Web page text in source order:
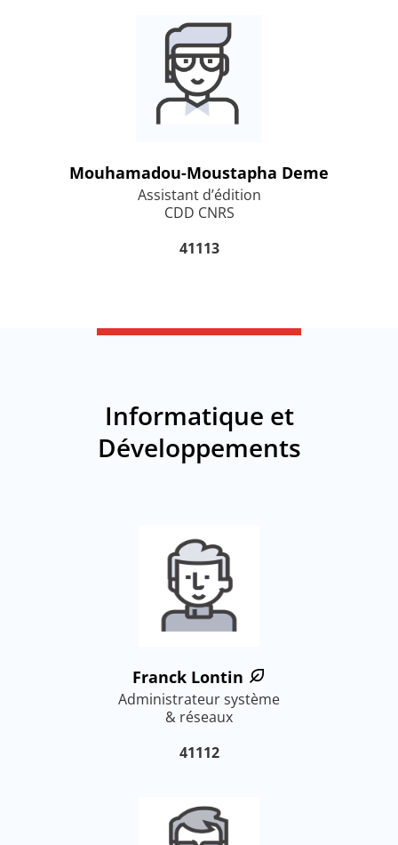
Mouhamadou-Moustapha Deme
Assistant d’édition
CDD CNRS
41113
Informatique et
Développements
Franck Lontin
Administrateur système
& réseaux
41112